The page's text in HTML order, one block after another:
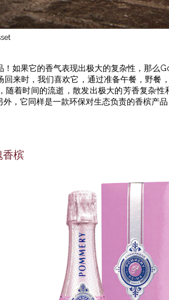
如果它的香气表现出极大的复杂性，那么
回来时，我们喜欢它，通过准备午餐，野餐
随着时间的流逝，散发出极大的芳香复杂
，它同样是一款环保对生态负责的香槟产品
香槟